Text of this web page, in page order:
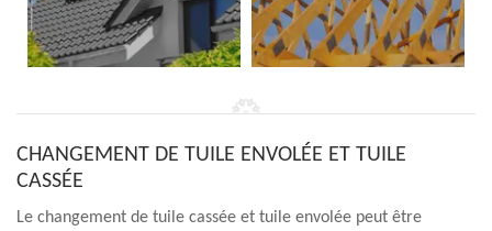
CHANGEMENT DE TUILE ENVOLÉE ET TUILE
CASSÉE
Le changement de tuile cassée et tuile envolée peut être